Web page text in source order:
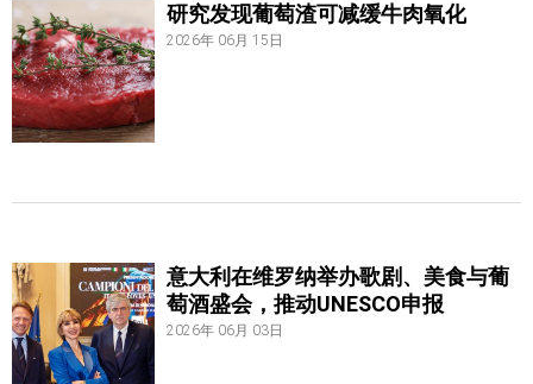
研究发现葡萄渣可减缓牛肉氧化
2026年 06月 15日
意大利在维罗纳举办歌剧、美食与葡
萄酒盛会，推动UNESCO申报
2026年 06月 03日